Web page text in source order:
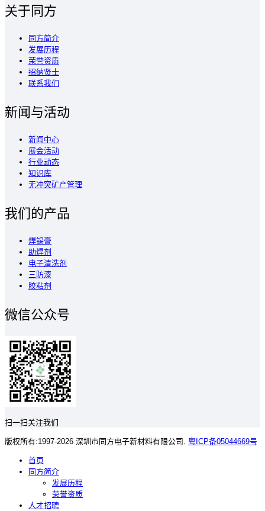
关于同方
同方简介
发展历程
荣誉资质
招纳贤士
联系我们
新闻与活动
新闻中心
展会活动
行业动态
知识库
无冲突矿产管理
我们的产品
焊锡膏
助焊剂
电子清洗剂
三防漆
胶粘剂
微信公众号
扫一扫关注我们
版权所有:1997-2026 深圳市同方电子新材料有限公司. 粤ICP备05044669号
首页
同方简介
发展历程
荣誉资质
人才招聘